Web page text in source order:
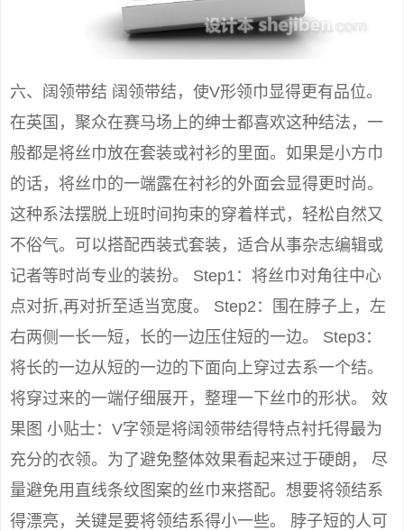
六、阔领带结 阔领带结，使V形领巾显得更有品位。
在英国，聚众在赛马场上的绅士都喜欢这种结法，一
般都是将丝巾放在套装或衬衫的里面。如果是小方巾
的话，将丝巾的一端露在衬衫的外面会显得更时尚。
这种系法摆脱上班时间拘束的穿着样式，轻松自然又
不俗气。可以搭配西装式套装，适合从事杂志编辑或
记者等时尚专业的装扮。 Step1：将丝巾对角往中心
点对折,再对折至适当宽度。 Step2：围在脖子上，左
右两侧一长一短，长的一边压住短的一边。 Step3：
将长的一边从短的一边的下面向上穿过去系一个结。
将穿过来的一端仔细展开，整理一下丝巾的形状。 效
果图 小贴士：V字领是将阔领带结得特点衬托得最为
充分的衣领。为了避免整体效果看起来过于硬朗， 尽
量避免用直线条纹图案的丝巾来搭配。想要将领结系
得漂亮，关键是要将领结系得小一些。 脖子短的人可